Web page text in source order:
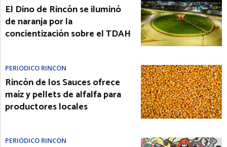
El Dino de Rincón se iluminó
de naranja por la
concientización sobre el TDAH
PERIÓDICO RINCÓN
Rincón de los Sauces ofrece
maíz y pellets de alfalfa para
productores locales
PERIÓDICO RINCÓN